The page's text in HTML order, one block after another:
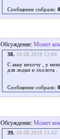
Сообщение собрало: 0
Обсуждение: Может
38. 18.08.2019 12:04
С акку нехочу , у
для лодки и эхолота .
Сообщение собрало: 0
Обсуждение: Может
39. 18.08.2019 11:42